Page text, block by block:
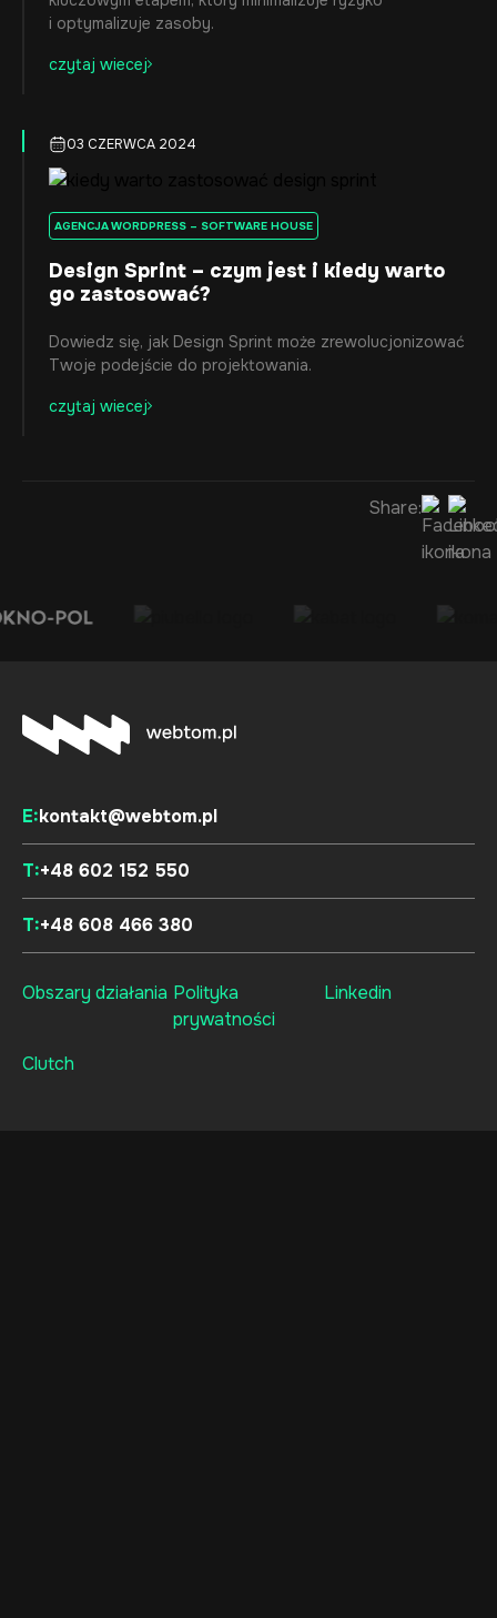
i optymalizuje zasoby.
czytaj wiecej
03 CZERWCA 2024
AGENCJA WORDPRESS – SOFTWARE HOUSE
Design Sprint – czym jest i kiedy warto
go zastosować?
Dowiedz się, jak Design Sprint może zrewolucjonizować
Twoje podejście do projektowania.
czytaj wiecej
Share:
E:kontakt@webtom.pl
T:+48 602 152 550
T:+48 608 466 380
Obszary działania Polityka
prywatności
Linkedin
Clutch